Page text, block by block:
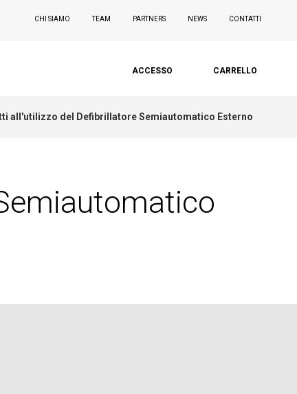
CONTATTI
NEWS
PARTNERS
TEAM
CHI SIAMO
CARRELLO
ACCESSO
all'utilizzo del Defibrillatore Semiautomatico Esterno